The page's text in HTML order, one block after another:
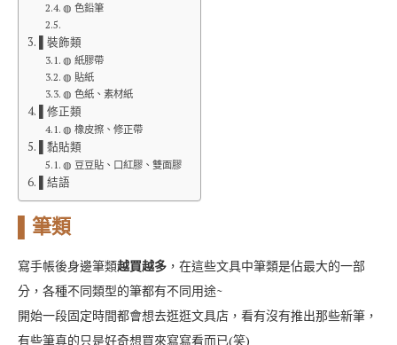
◍ 色鉛筆
▌裝飾類
◍ 紙膠帶
◍ 貼紙
◍ 色紙、素材紙
▌修正類
◍ 橡皮擦、修正帶
▌黏貼類
◍ 豆豆貼、口紅膠、雙面膠
▌結語
▌筆類
寫手帳後身邊筆類越買越多 ，在這些文具中筆類是佔最大的一部
分，各種不同類型的筆都有不同用途~
開始一段固定時間都會想去逛逛文具店，看有沒有推出那些新筆，
有些筆真的只是好奇想買來寫寫看而已(笑)